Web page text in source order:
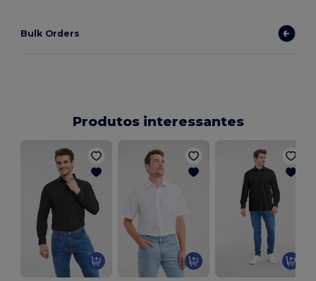
Bulk Orders
Produtos interessantes